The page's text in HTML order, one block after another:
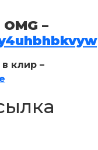
–
клир –